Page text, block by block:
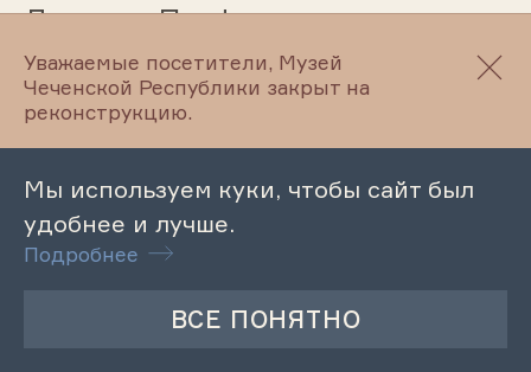
Лекция «Профилактика
правонарушений и преступности
в подростковой среде»
18.07.2023
Литературный час «Поэзия
Уважаемые посетители, Музей
Чеченской Республики закрыт на
реконструкцию.
Мы используем куки, чтобы сайт был
удобнее и лучше.
Подробнее